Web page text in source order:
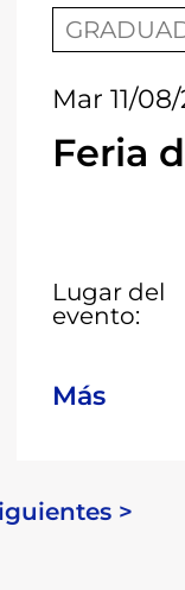
Mar 11/
Feria
Lugar del
evento:
Más
>